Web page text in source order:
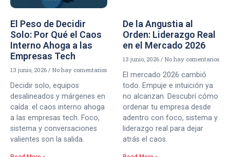
El Peso de Decidir
Solo: Por Qué el Caos
Interno Ahoga a las
Empresas Tech
13 junio, 2026 No hay comentarios
Decidir solo, equipos
desalineados y márgenes en
caída: el caos interno ahoga
a las empresas tech. Foco,
sistema y conversaciones
valientes son la salida.
De la Angustia al
Orden: Liderazgo Real
en el Mercado 2026
13 junio, 2026 No hay comentarios
El mercado 2026 cambió
todo. Empuje e intuición ya
no alcanzan. Descubrí cómo
ordenar tu empresa desde
adentro con foco, sistema y
liderazgo real para dejar
atrás el caos.